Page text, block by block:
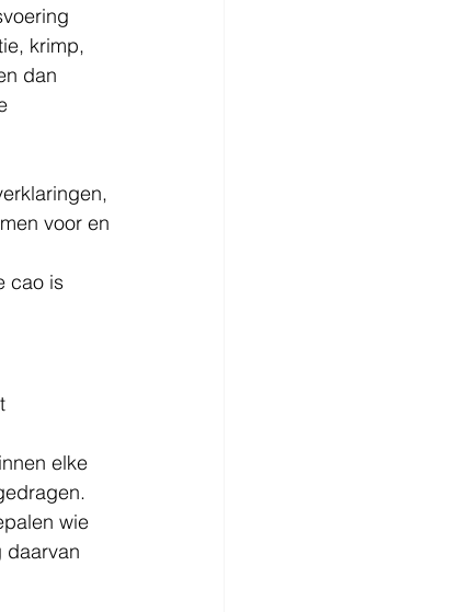
krimp,
dan
voor en
cao is
elke
wie
daarvan